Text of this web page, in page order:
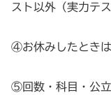
スト以外（実力テ
④お休みしたときは
⑤回数・科目・公